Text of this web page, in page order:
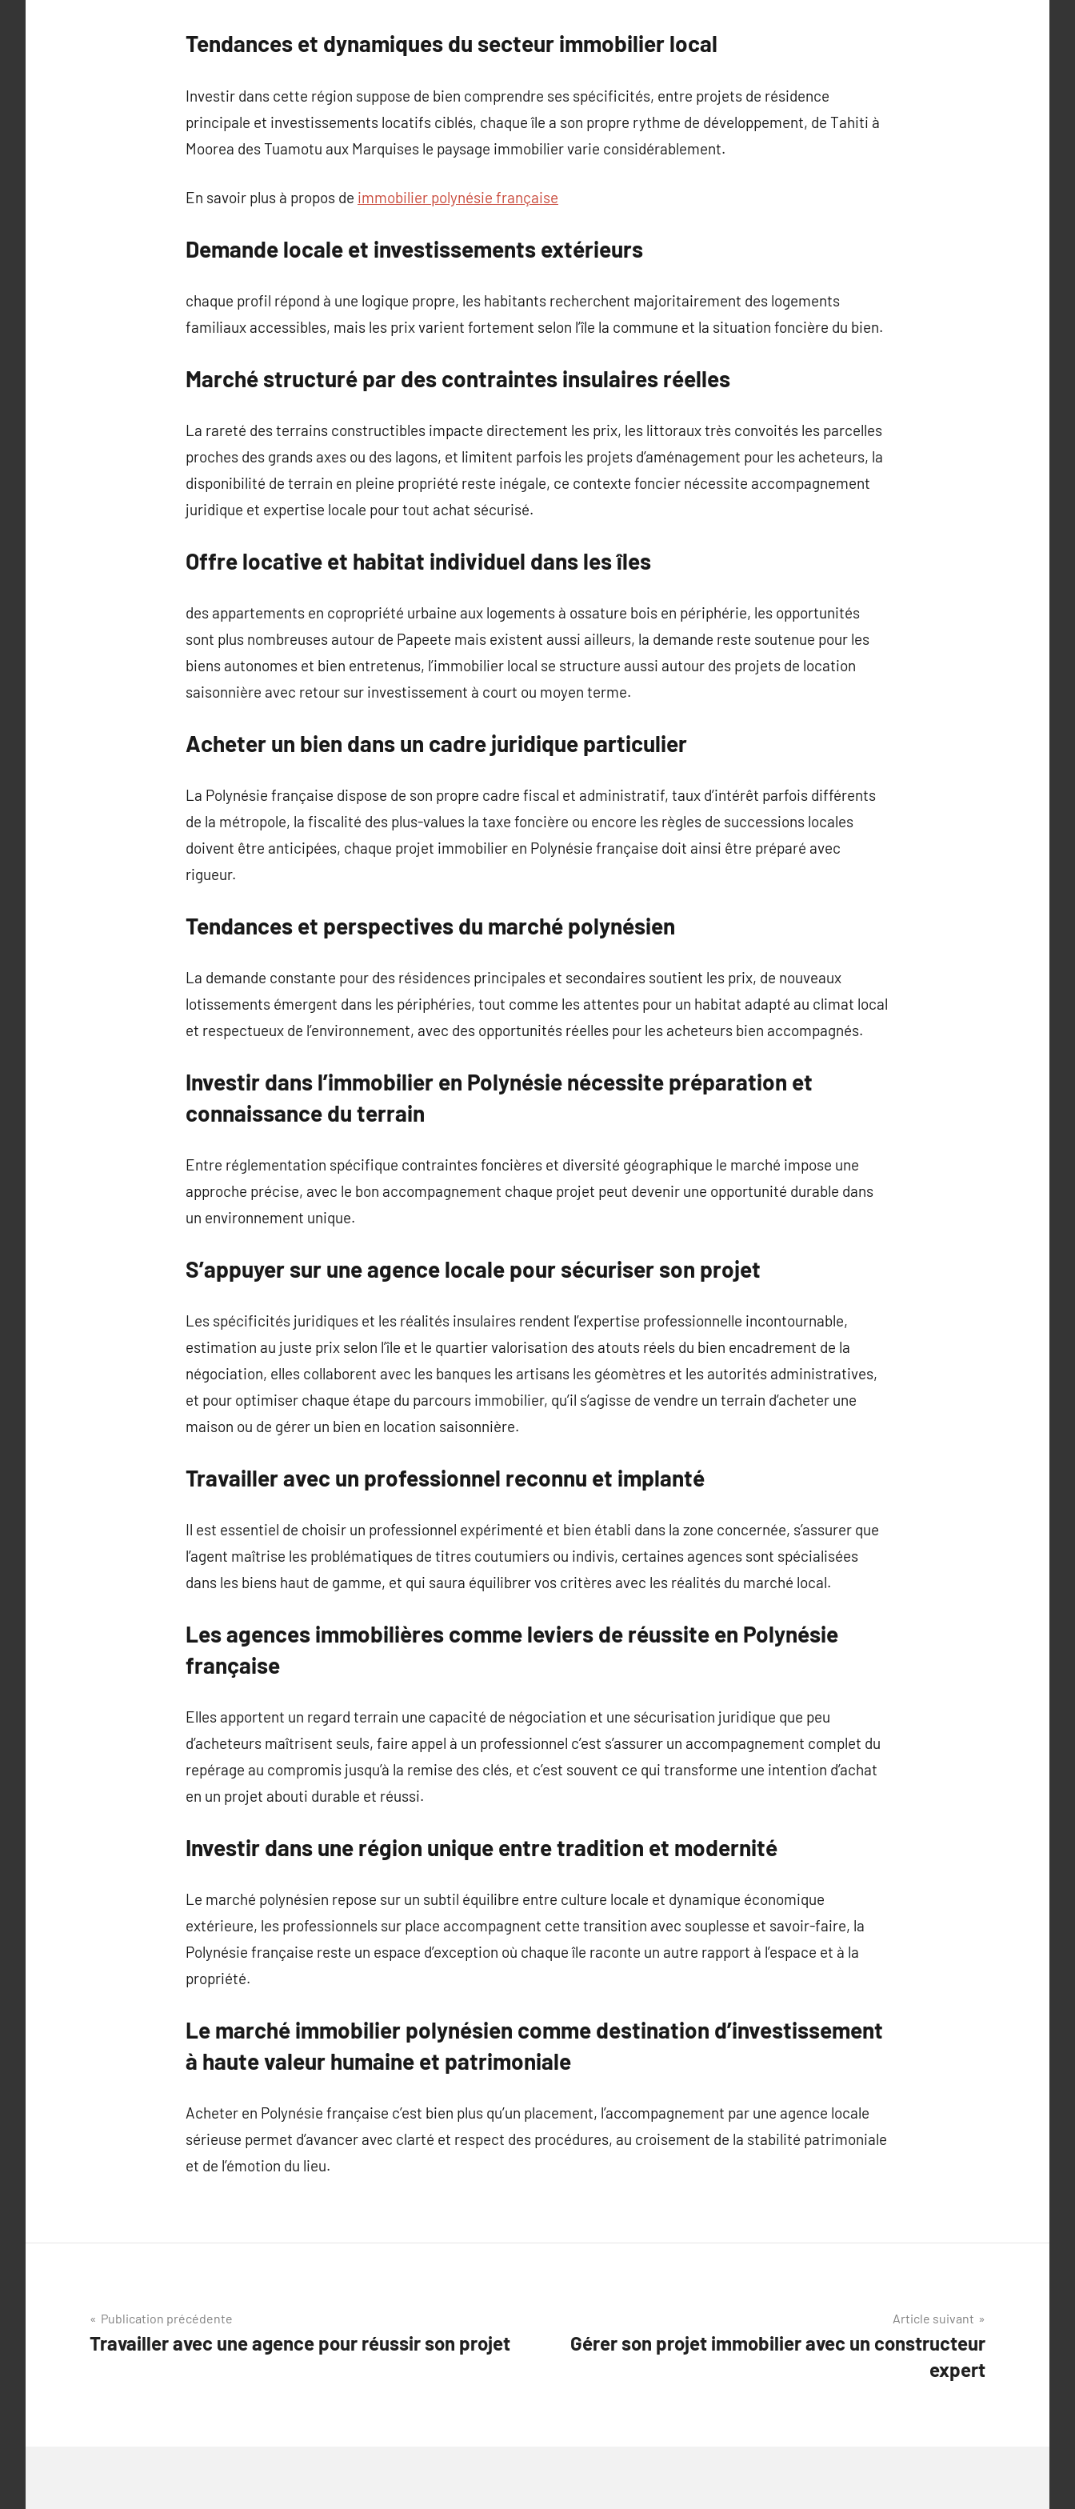
Tendances et dynamiques du secteur immobilier local
Investir dans cette région suppose de bien comprendre ses spécificités, entre projets de résidence
principale et investissements locatifs ciblés, chaque île a son propre rythme de développement, de Tahiti à
Moorea des Tuamotu aux Marquises le paysage immobilier varie considérablement.
En savoir plus à propos de immobilier polynésie française
Demande locale et investissements extérieurs
chaque profil répond à une logique propre, les habitants recherchent majoritairement des logements
familiaux accessibles, mais les prix varient fortement selon l’île la commune et la situation foncière du bien.
Marché structuré par des contraintes insulaires réelles
La rareté des terrains constructibles impacte directement les prix, les littoraux très convoités les parcelles
proches des grands axes ou des lagons, et limitent parfois les projets d’aménagement pour les acheteurs, la
disponibilité de terrain en pleine propriété reste inégale, ce contexte foncier nécessite accompagnement
juridique et expertise locale pour tout achat sécurisé.
Offre locative et habitat individuel dans les îles
des appartements en copropriété urbaine aux logements à ossature bois en périphérie, les opportunités
sont plus nombreuses autour de Papeete mais existent aussi ailleurs, la demande reste soutenue pour les
biens autonomes et bien entretenus, l’immobilier local se structure aussi autour des projets de location
saisonnière avec retour sur investissement à court ou moyen terme.
Acheter un bien dans un cadre juridique particulier
La Polynésie française dispose de son propre cadre fiscal et administratif, taux d’intérêt parfois différents
de la métropole, la fiscalité des plus-values la taxe foncière ou encore les règles de successions locales
doivent être anticipées, chaque projet immobilier en Polynésie française doit ainsi être préparé avec
rigueur.
Tendances et perspectives du marché polynésien
La demande constante pour des résidences principales et secondaires soutient les prix, de nouveaux
lotissements émergent dans les périphéries, tout comme les attentes pour un habitat adapté au climat local
et respectueux de l’environnement, avec des opportunités réelles pour les acheteurs bien accompagnés.
Investir dans l’immobilier en Polynésie nécessite préparation et
connaissance du terrain
Entre réglementation spécifique contraintes foncières et diversité géographique le marché impose une
approche précise, avec le bon accompagnement chaque projet peut devenir une opportunité durable dans
un environnement unique.
S’appuyer sur une agence locale pour sécuriser son projet
Les spécificités juridiques et les réalités insulaires rendent l’expertise professionnelle incontournable,
estimation au juste prix selon l’île et le quartier valorisation des atouts réels du bien encadrement de la
négociation, elles collaborent avec les banques les artisans les géomètres et les autorités administratives,
et pour optimiser chaque étape du parcours immobilier, qu’il s’agisse de vendre un terrain d’acheter une
maison ou de gérer un bien en location saisonnière.
Travailler avec un professionnel reconnu et implanté
Il est essentiel de choisir un professionnel expérimenté et bien établi dans la zone concernée, s’assurer que
l’agent maîtrise les problématiques de titres coutumiers ou indivis, certaines agences sont spécialisées
dans les biens haut de gamme, et qui saura équilibrer vos critères avec les réalités du marché local.
Les agences immobilières comme leviers de réussite en Polynésie
française
Elles apportent un regard terrain une capacité de négociation et une sécurisation juridique que peu
d’acheteurs maîtrisent seuls, faire appel à un professionnel c’est s’assurer un accompagnement complet du
repérage au compromis jusqu’à la remise des clés, et c’est souvent ce qui transforme une intention d’achat
en un projet abouti durable et réussi.
Investir dans une région unique entre tradition et modernité
Le marché polynésien repose sur un subtil équilibre entre culture locale et dynamique économique
extérieure, les professionnels sur place accompagnent cette transition avec souplesse et savoir-faire, la
Polynésie française reste un espace d’exception où chaque île raconte un autre rapport à l’espace et à la
propriété.
Le marché immobilier polynésien comme destination d’investissement
à haute valeur humaine et patrimoniale
Acheter en Polynésie française c’est bien plus qu’un placement, l’accompagnement par une agence locale
sérieuse permet d’avancer avec clarté et respect des procédures, au croisement de la stabilité patrimoniale
et de l’émotion du lieu.
Navigation
de
Publication précédente
Travailler avec une agence pour réussir son projet
Article suivant
Gérer son projet immobilier avec un constructeur
expert